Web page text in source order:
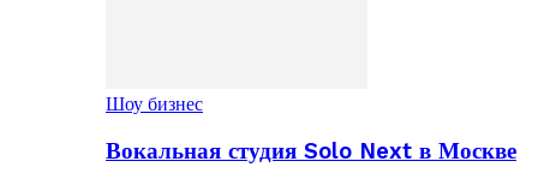
Шоу бизнес
Вокальная студия Solo Next в Москве